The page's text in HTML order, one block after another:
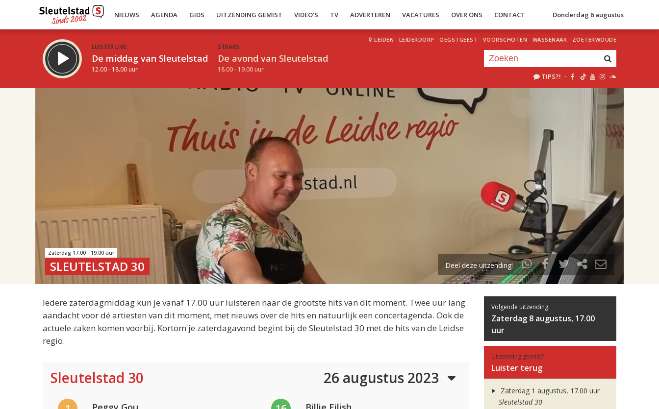
NIEUWS AGENDA GIDS UITZENDING GEMIST VIDEO’S TV ADVERTEREN VACATURES OVER ONS CONTACT Donderdag 6 augustus
LUISTER LIVE:
De middag van Sleutelstad
12.00 - 18.00 uur
STRAKS:
De avond van Sleutelstad
18.00 - 19.00 uur
LEIDEN · LEIDERDORP · OEGSTGEEST · VOORSCHOTEN · WASSENAAR · ZOETERWOUDE
TIPS?! ·
uur 1 van 2
Volgend uur
Zaterdag 17.00 - 19.00 uur
SLEUTELSTAD 30 Deel deze uitzending!
Iedere zaterdagmiddag kun je vanaf 17.00 uur luisteren naar de grootste hits van dit moment. Twee uur lang
aandacht voor dé artiesten van dit moment, met nieuws over de hits en natuurlijk een concertagenda. Ook de
actuele zaken komen voorbij. Kortom je zaterdagavond begint bij de Sleutelstad 30 met de hits van de Leidse
regio.
Sleutelstad 30 26 augustus 2023
Volgende uitzending:
Zaterdag 8 augustus, 17.00
uur
Uitzending gemist?
Luister terug
Zaterdag 1 augustus, 17.00 uur
Sleutelstad 30